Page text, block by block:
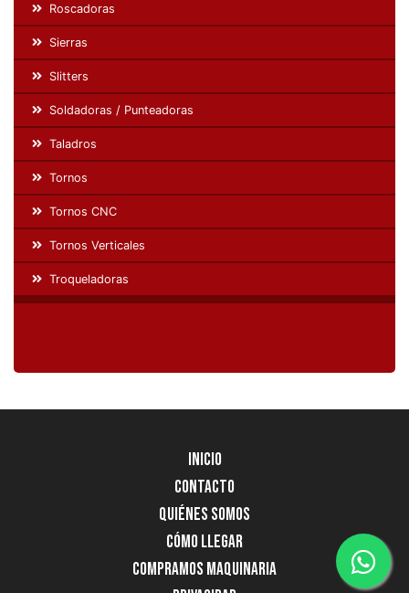
Roscadoras
Sierras
Slitters
Soldadoras / Punteadoras
Taladros
Tornos
Tornos CNC
Tornos Verticales
Troqueladoras
Inicio
Contacto
Quiénes Somos
Cómo llegar
Compramos Maquinaria